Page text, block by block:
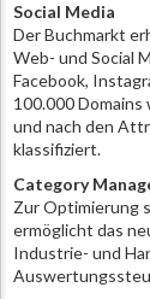
Social Media
Der Buchmarkt
Web- und Social
Facebook,
100.000 Domains
und nach den
klassifiziert.
Category
Zur Optimierung
ermöglicht das
Industrie- und